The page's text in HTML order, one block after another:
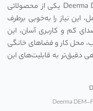
Deerma DEM-F600 یکی از محصولاتی
این نیاز را به‌خوبی برطرف
کم و کاربری آسان، این
محل کار و فضاهای خانگی
دقیق‌تر به قابلیت‌های این